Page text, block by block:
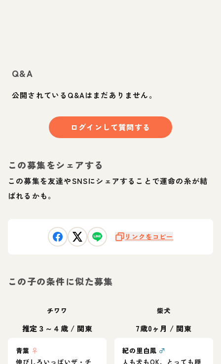
Q&A
公開されているQ&Aはまだありません。
ログインして質問する
この募集をシェアする
この募集を友達やSNSにシェアすることで運命の糸が結
ばれるかも。
リンクをコピー
この子の条件に似た募集
チワワ
推定３～４歳 / 関東
青葉 ♀
伸びしろいっぱいザ・チ
柴犬
7歳0ヶ月 / 関東
紀の里白鳳 ♂
人も犬もOK、とっても穏